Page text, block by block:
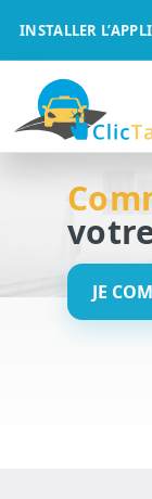
INSTALLER
JE